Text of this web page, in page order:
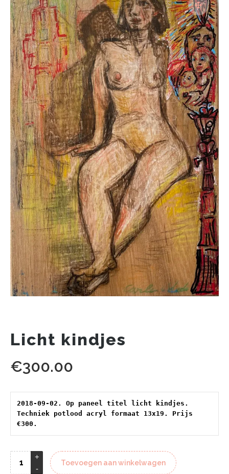
Licht kindjes
€300.00
2018-09-02. Op paneel titel licht kindjes.
Techniek potlood acryl formaat 13x19. Prijs
€300.
Toevoegen aan winkelwagen